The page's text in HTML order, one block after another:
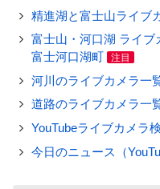
精進湖と富士山ライブ
富士山・河口湖 ライブ
富士河口湖町
注目
河川のライブカメラ一
道路のライブカメラ一
YouTubeライブカメラ
今日のニュース（